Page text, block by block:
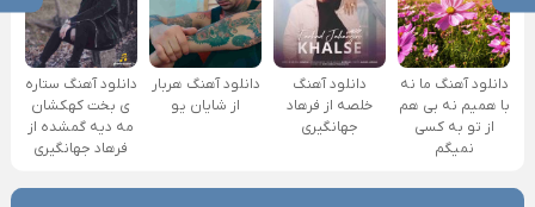
دانلود آهنگ ما نه
با همیم نه بی هم
از تو به کسی
نمیگم
دانلود آهنگ
خلصه از فرهاد
جهانگیری
دانلود آهنگ هربار
از شایان یو
دانلود آهنگ ستاره
ی بخت کهکشان
مه دیه گمشده از
فرهاد جهانگیری